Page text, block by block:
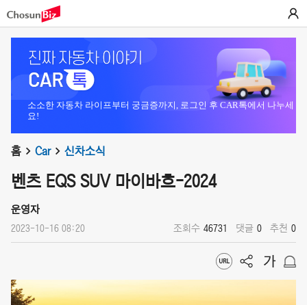
소소한 자동차 라이프부터 궁금증까지, 로그인 후 CAR톡에서 나누세
요!
홈 Car 신차소식
벤츠 EQS SUV 마이바흐-2024
운영자
2023-10-16 08:20 조회수 46731 댓글 0 추천 0